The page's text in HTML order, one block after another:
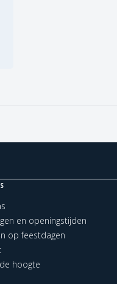
en openingstijden
op feestdagen
hoogte